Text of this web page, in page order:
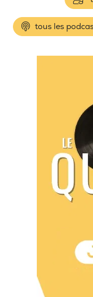
tous les